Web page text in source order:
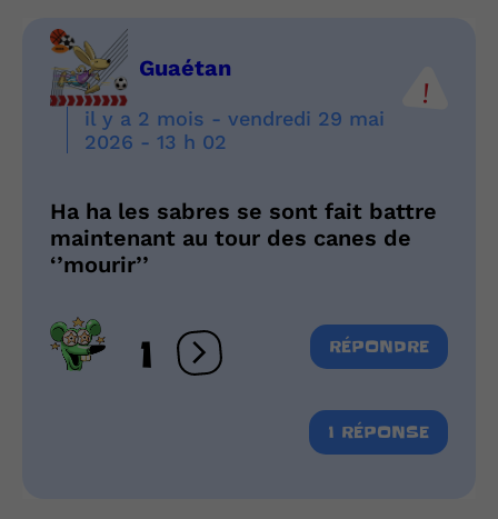
Guaétan
il y a 2 mois - vendredi 29 mai
2026 - 13 h 02
Ha ha les sabres se sont fait battre
maintenant au tour des canes de
‘’mourir’’
1 Ouvrir les réactions
RÉPONDRE
1 RÉPONSE